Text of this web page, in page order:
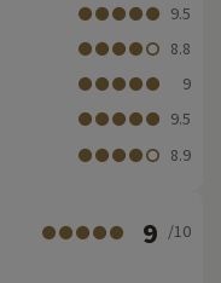
9.5
8.8
9
9.5
8.9
9 /10